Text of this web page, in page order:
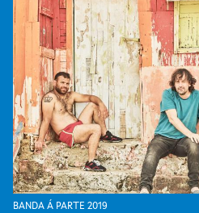
BANDA Á PARTE 2019